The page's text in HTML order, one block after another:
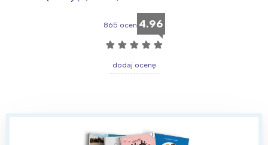
865 ocen 4.96
☆ ☆ ☆ ☆ ☆
dodaj ocenę